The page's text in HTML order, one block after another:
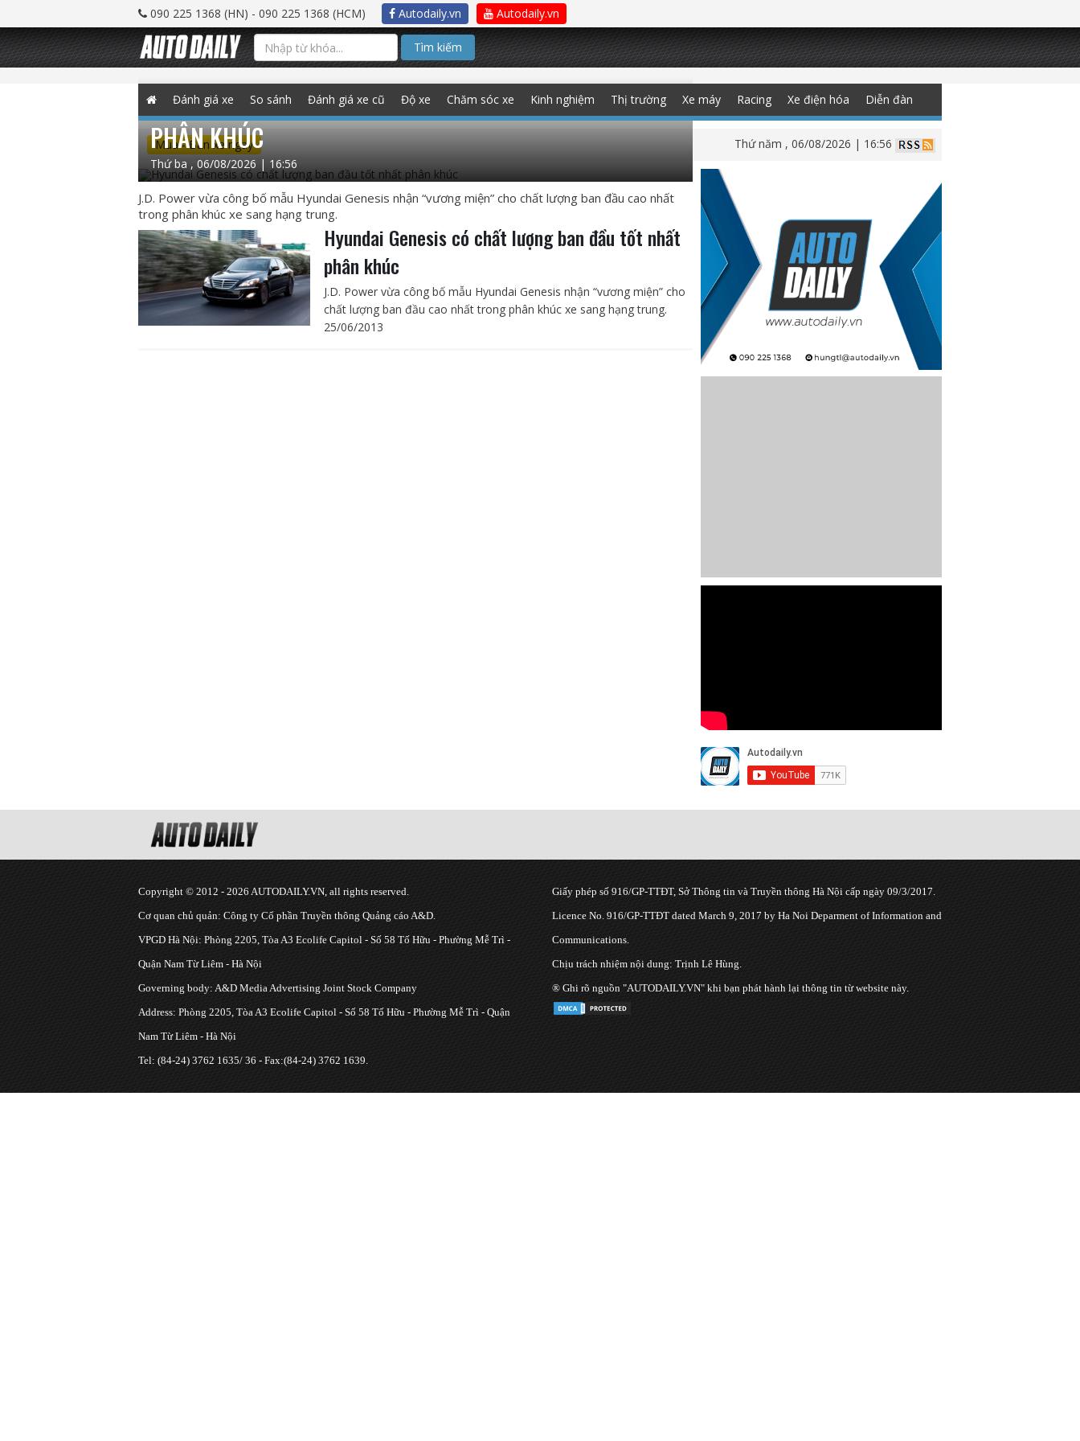
090 225 1368 (HN) - 090 225 1368 (HCM) Autodaily.vn Autodaily.vn
Tìm kiếm
Đánh giá xe So sánh Đánh giá xe cũ Độ xe Chăm sóc xe Kinh nghiệm Thị trường Xe máy Racing Xe điện hóa Diễn đàn
Mua - Bán xe ngay Thứ năm , 06/08/2026 | 16:56
HYUNDAI GENESIS CÓ CHẤT LƯỢNG BAN ĐẦU TỐT NHẤT
PHÂN KHÚC
Thứ ba , 06/08/2026 | 16:56
J.D. Power vừa công bố mẫu Hyundai Genesis nhận “vương miện” cho chất lượng ban đầu cao nhất
trong phân khúc xe sang hạng trung.
Hyundai Genesis có chất lượng ban đầu tốt nhất
phân khúc
J.D. Power vừa công bố mẫu Hyundai Genesis nhận “vương miện” cho
chất lượng ban đầu cao nhất trong phân khúc xe sang hạng trung.
25/06/2013
Copyright © 2012 - 2026 AUTODAILY.VN, all rights reserved.
Cơ quan chủ quản: Công ty Cổ phần Truyền thông Quảng cáo A&D.
VPGD Hà Nội: Phòng 2205, Tòa A3 Ecolife Capitol - Số 58 Tố Hữu - Phường Mễ Trì -
Quận Nam Từ Liêm - Hà Nội
Governing body: A&D Media Advertising Joint Stock Company
Address: Phòng 2205, Tòa A3 Ecolife Capitol - Số 58 Tố Hữu - Phường Mễ Trì - Quận
Nam Từ Liêm - Hà Nội
Tel: (84-24) 3762 1635/ 36 - Fax:(84-24) 3762 1639.
Giấy phép số 916/GP-TTĐT, Sở Thông tin và Truyền thông Hà Nội cấp ngày 09/3/2017.
Licence No. 916/GP-TTĐT dated March 9, 2017 by Ha Noi Deparment of Information and
Communications.
Chịu trách nhiệm nội dung: Trịnh Lê Hùng.
® Ghi rõ nguồn "AUTODAILY.VN" khi bạn phát hành lại thông tin từ website này.